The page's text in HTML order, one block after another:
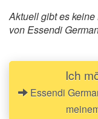
Aktuell gibt es
von Essendi
Ich
Essendi